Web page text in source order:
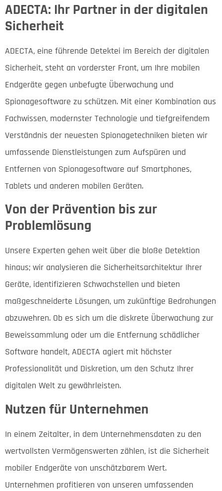
ADECTA: Ihr Partner in der digitalen
Sicherheit
ADECTA, eine führende Detektei im Bereich der digitalen
Sicherheit, steht an vorderster Front, um Ihre mobilen
Endgeräte gegen unbefugte Überwachung und
Spionagesoftware zu schützen. Mit einer Kombination aus
Fachwissen, modernster Technologie und tiefgreifendem
Verständnis der neuesten Spionagetechniken bieten wir
umfassende Dienstleistungen zum Aufspüren und
Entfernen von Spionagesoftware auf Smartphones,
Tablets und anderen mobilen Geräten.
Von der Prävention bis zur
Problemlösung
Unsere Experten gehen weit über die bloße Detektion
hinaus; wir analysieren die Sicherheitsarchitektur Ihrer
Geräte, identifizieren Schwachstellen und bieten
maßgeschneiderte Lösungen, um zukünftige Bedrohungen
abzuwehren. Ob es sich um die diskrete Überwachung zur
Beweissammlung oder um die Entfernung schädlicher
Software handelt, ADECTA agiert mit höchster
Professionalität und Diskretion, um den Schutz Ihrer
digitalen Welt zu gewährleisten.
Nutzen für Unternehmen
In einem Zeitalter, in dem Unternehmensdaten zu den
wertvollsten Vermögenswerten zählen, ist die Sicherheit
mobiler Endgeräte von unschätzbarem Wert.
Unternehmen profitieren von unseren umfassenden